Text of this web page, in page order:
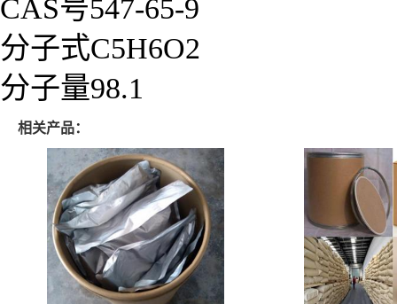
CAS号547-65-9
分子式C5H6O2
分子量98.1
相关产品：